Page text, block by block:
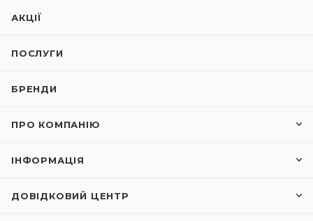
АКЦІЇ
ПОСЛУГИ
БРЕНДИ
ПРО КОМПАНІЮ
ІНФОРМАЦІЯ
ДОВІДКОВИЙ ЦЕНТР